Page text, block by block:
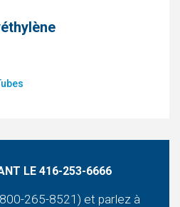
LE 416-253-6666
265-8521) et parlez à